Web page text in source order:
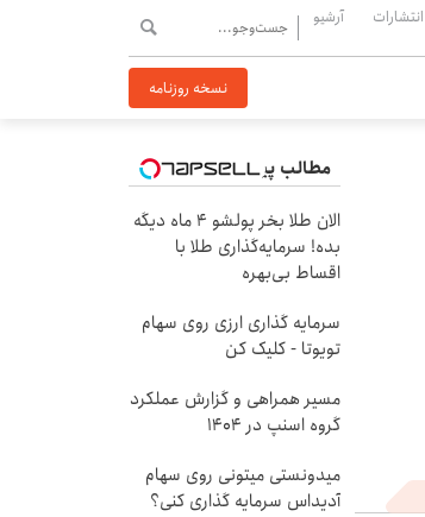
انتشارات آرشیو
نسخه روزنامه
مطالب پیشنهادی
الان طلا بخر پولشو 4 ماه دیگه
بده! سرمایه‌گذاری طلا با
اقساط بی‌بهره
سرمایه گذاری ارزی روی سهام
تویوتا - کلیک کن
مسیر همراهی و گزارش عملکرد
گروه اسنپ در ۱۴۰۴
میدونستی میتونی روی سهام
آدیداس سرمایه گذاری کنی؟